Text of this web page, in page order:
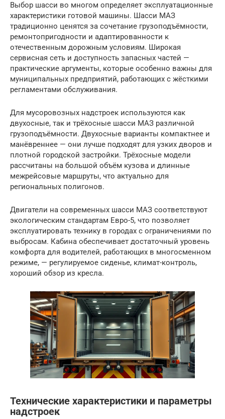
Выбор шасси во многом определяет эксплуатационные
характеристики готовой машины. Шасси МАЗ
традиционно ценятся за сочетание грузоподъёмности,
ремонтопригодности и адаптированности к
отечественным дорожным условиям. Широкая
сервисная сеть и доступность запасных частей —
практические аргументы, которые особенно важны для
муниципальных предприятий, работающих с жёсткими
регламентами обслуживания.
Для мусоровозных надстроек используются как
двухосные, так и трёхосные шасси МАЗ различной
грузоподъёмности. Двухосные варианты компактнее и
манёвреннее — они лучше подходят для узких дворов и
плотной городской застройки. Трёхосные модели
рассчитаны на большой объём кузова и длинные
межрейсовые маршруты, что актуально для
региональных полигонов.
Двигатели на современных шасси МАЗ соответствуют
экологическим стандартам Евро-5, что позволяет
эксплуатировать технику в городах с ограничениями по
выбросам. Кабина обеспечивает достаточный уровень
комфорта для водителей, работающих в многосменном
режиме, — регулируемое сиденье, климат-контроль,
хороший обзор из кресла.
Технические характеристики и параметры
надстроек